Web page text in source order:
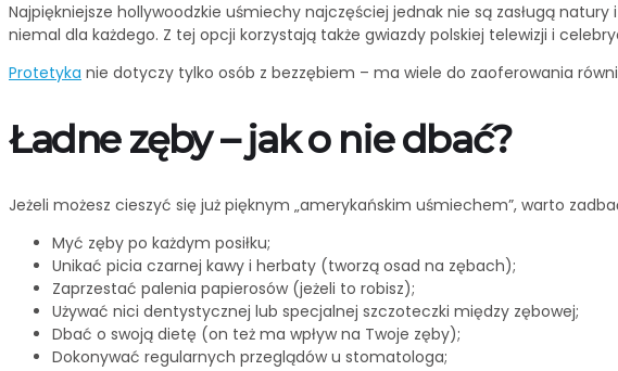
Najpiękniejsze hollywoodzkie uśmiechy najczęściej jednak nie są zasługą
niemal dla każdego. Z tej opcji korzystają także gwiazdy polskiej telewizji i
Protetyka nie dotyczy tylko osób z bezzębiem – ma wiele do zaoferowania
Ładne zęby – jak o nie dbać?
Jeżeli możesz cieszyć się już pięknym „amerykańskim uśmiechem”, warto
Myć zęby po każdym posiłku;
Unikać picia czarnej kawy i herbaty (tworzą osad na zębach);
Zaprzestać palenia papierosów (jeżeli to robisz);
Używać nici dentystycznej lub specjalnej szczoteczki między zębowej;
Dbać o swoją dietę (on też ma wpływ na Twoje zęby);
Dokonywać regularnych przeglądów u stomatologa;